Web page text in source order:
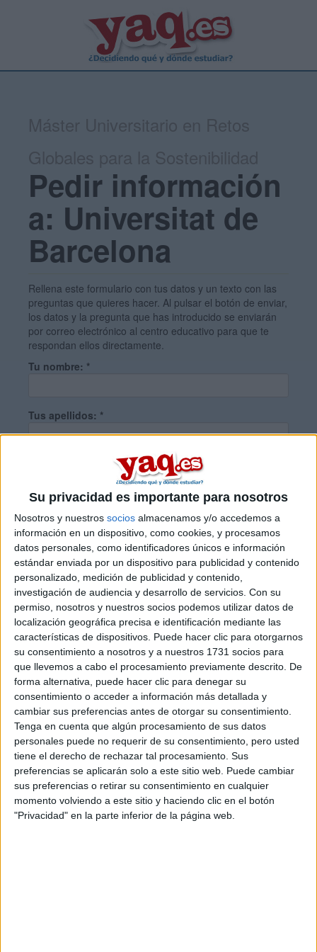
Su privacidad es importante para nosotros
Nosotros y nuestros socios almacenamos y/o accedemos a
información en un dispositivo, como cookies, y procesamos
datos personales, como identificadores únicos e información
estándar enviada por un dispositivo para publicidad y contenido
personalizado, medición de publicidad y contenido,
investigación de audiencia y desarrollo de servicios. Con su
permiso, nosotros y nuestros socios podemos utilizar datos de
localización geográfica precisa e identificación mediante las
características de dispositivos. Puede hacer clic para otorgarnos
su consentimiento a nosotros y a nuestros 1731 socios para
que llevemos a cabo el procesamiento previamente descrito. De
forma alternativa, puede hacer clic para denegar su
consentimiento o acceder a información más detallada y
cambiar sus preferencias antes de otorgar su consentimiento.
Tenga en cuenta que algún procesamiento de sus datos
personales puede no requerir de su consentimiento, pero usted
tiene el derecho de rechazar tal procesamiento. Sus
preferencias se aplicarán solo a este sitio web. Puede cambiar
sus preferencias o retirar su consentimiento en cualquier
momento volviendo a este sitio y haciendo clic en el botón
"Privacidad" en la parte inferior de la página web.
Pedir información
a: Universitat de
Barcelona
Rellena este formulario con tus datos y un texto con las
preguntas que quieres hacer. Al pulsar el botón de enviar,
los datos y la pregunta que has introducido se enviarán
por correo electrónico al centro educativo para que te
respondan ellos directamente.
Tu nombre: *
Tus apellidos: *
¿Qué quieres preguntar?*
Escribe aquí las dudas o preguntas que te gustaría que te
respondieran: plazos de preinscripción, precios, plazas
disponibles…:
Acepto lostérminos y condicionesy lapolítica de
privacidad :*
Información básica sobre protección de datos
Responsable:Compás Mediterráneo SL (Editora de la